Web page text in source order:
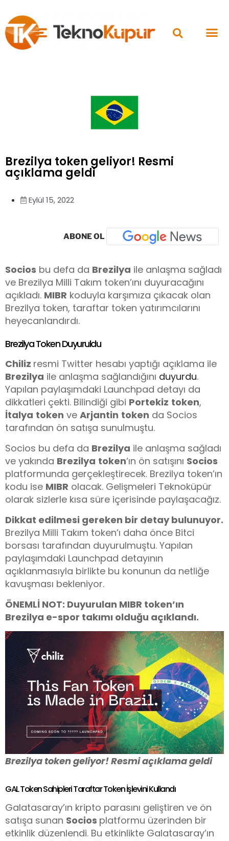
Brezilya token geliyor! Resmi
açıklama geldi
Eylül 15, 2022
ABONE OL
Socios bu defa da Brezilya ile anlaşma sağladı
ve Brezilya Milli Takım token’ını duyuracağını
açıkladı. MIBR koduyla karşımıza çıkacak olan
Brezilya token, taraftar token yatırımcılarını
heyecanlandırdı.
Brezilya Token Duyuruldu
Chiliz resmi Twitter hesabı yaptığı açıklama ile
Brezilya ile anlaşma sağlandığını duyurdu.
Yapılan paylaşımdaki Launchpad detayı da
dikkatleri çekti. Bilindiği gibi Portekiz token,
İtalya token ve Arjantin token da Socios
tarafından ön satışa sunulmuştu.
Socios bu defa da Brezilya ile anlaşma sağladı
ve yakında Brezilya token‘ın ön satışını Socios
platformunda gerçekleştirecek. Brezilya token’ın
kodu ise MIBR olacak. Gelişmeleri Teknoküpür
olarak sizlerle kısa süre içerisinde paylaşacağız.
Dikkat edilmesi gereken bir detay bulunuyor.
Brezilya Milli Takım token’ı daha önce Bitci
borsası tarafından duyurulmuştu. Yapılan
paylaşımdaki Launchpad detayının
açıklanmasıyla birlikte bu konunun da netliğe
kavuşması bekleniyor.
ÖNEMLİ NOT: Duyurulan MIBR token’ın
Brezilya e-spor takımı olduğu açıklandı.
Brezilya token geliyor! Resmi açıklama geldi
GAL Token Sahipleri Taraftar Token İşlevini Kullandı
Galatasaray’ın kripto parasını geliştiren ve ön
satışa sunan Socios platformu üzerinden bir
etkinlik düzenlendi. Bu etkinlikte Galatasaray’ın